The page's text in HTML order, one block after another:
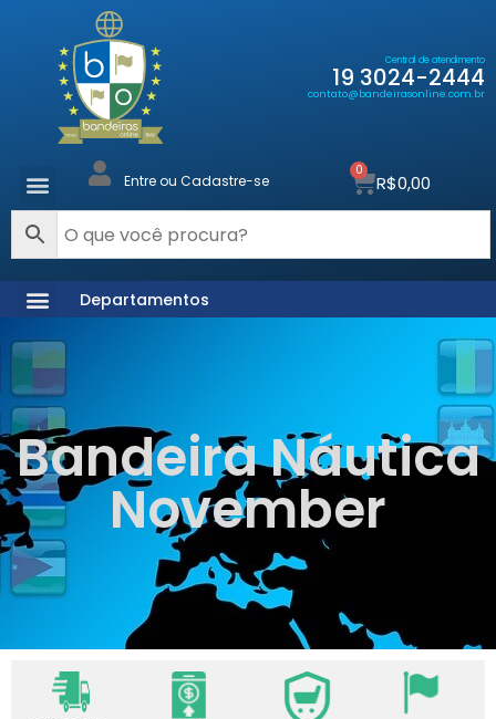
Central de atendimento
19 3024-2444
contato@bandeirasonline.com.br
Entre ou Cadastre-se R$0,00
0
Departamentos
Bandeira Náutica
November